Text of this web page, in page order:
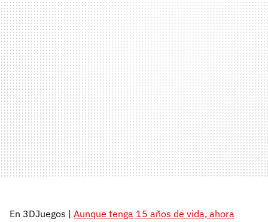
En 3DJuegos | Aunque tenga 15 años de vida, ahora